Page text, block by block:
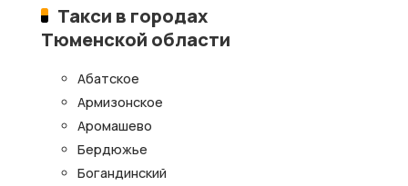
Такси в городах
Тюменской области
Абатское
Армизонское
Аромашево
Бердюжье
Богандинский